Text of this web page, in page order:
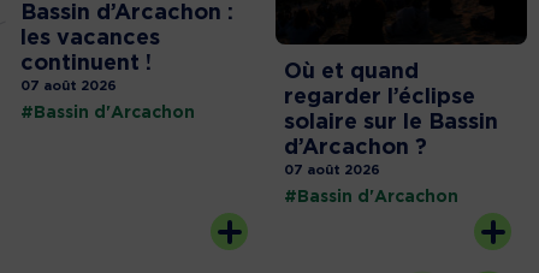
Bassin d’Arcachon :
les vacances
continuent !
07 août 2026
#Bassin d'Arcachon
Où et quand
regarder l’éclipse
solaire sur le Bassin
d’Arcachon ?
07 août 2026
#Bassin d'Arcachon